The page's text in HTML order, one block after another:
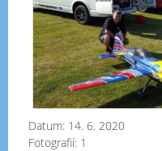
Datum: 14. 6. 2020
Fotografií: 1